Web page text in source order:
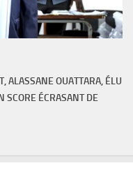
ALASSANE OUATTARA, ÉLU
SCORE ÉCRASANT DE